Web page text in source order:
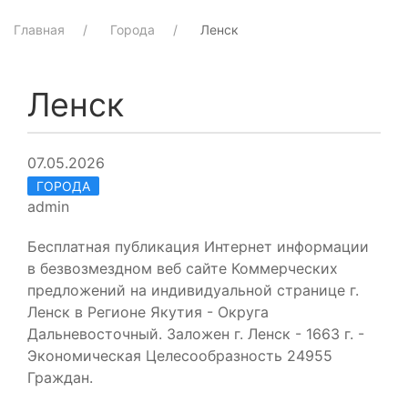
Главная Города Ленск
Ленск
07.05.2026
ГОРОДА
admin
Бесплатная публикация Интернет информации
в безвозмездном веб сайте Коммерческих
предложений на индивидуальной странице г.
Ленск в Регионе Якутия - Округа
Дальневосточный. Заложен г. Ленск - 1663 г. -
Экономическая Целесообразность 24955
Граждан.